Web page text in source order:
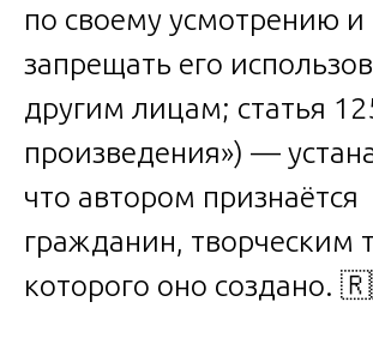
по своему усмотрению и
запрещать его
другим лицам; статья
произведения») —
что автором признаётся
гражданин, творческим
которого оно создано.